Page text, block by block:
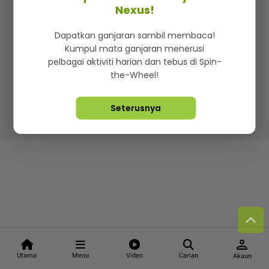
Utama Menu Video Carian
person
Akaun
Iklan di SMG360
Terma & Syarat Dasar Privasi
Lebih hot, viral dan sensasi
Hakcipta Terpelihara ©2026. Star Media Group Berhad
Nexus!
Dapatkan ganjaran sambil membaca!
Kumpul mata ganjaran menerusi
pelbagai aktiviti harian dan tebus di Spin-
the-Wheel!
Seterusnya